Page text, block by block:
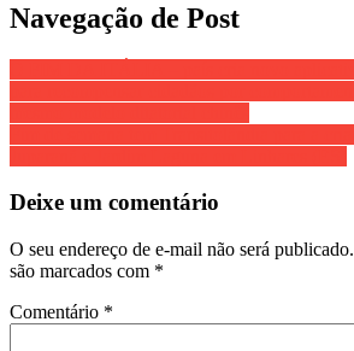
Navegação de Post
Deixe um comentário
O seu endereço de e-mail não será publicado.
são marcados com *
Comentário *